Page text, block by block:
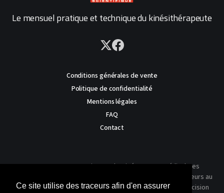
Ce site utilise des traceurs afin d'en assurer
Le mensuel pratique et technique du kinésithérapeute
Conditions générales de vente
Politique de confidentialité
Mentions légales
FAQ
Contact
AVERTISSEMENT : Ce site est destiné au corps médical. Les
traitements présentés ne reflètent que l'expérience des auteurs au
moment où leur article a été publié dans notre journal. La décision